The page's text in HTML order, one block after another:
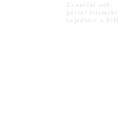
Zvanični web-
portal Islamske
zajednice u BiH